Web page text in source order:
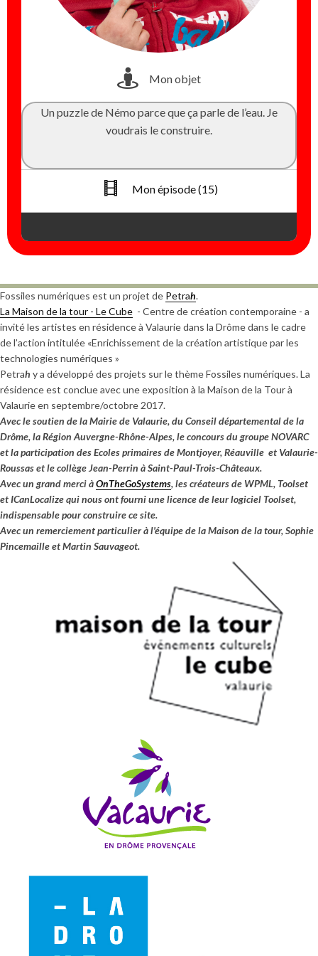
Mon objet
Un puzzle de Némo parce que ça parle de l’eau. Je
voudrais le construire.
Mon épisode (15)
Fossiles numériques est un projet de Petrah.
La Maison de la tour - Le Cube - Centre de création contemporaine - a
invité les artistes en résidence à Valaurie dans la Drôme dans le cadre
de l’action intitulée «Enrichissement de la création artistique par les
technologies numériques »
Petrah y a développé des projets sur le thème Fossiles numériques. La
résidence est conclue avec une exposition à la Maison de la Tour à
Valaurie en septembre/octobre 2017.
Avec le soutien de la Mairie de Valaurie, du Conseil départemental de la
Drôme, la Région Auvergne-Rhône-Alpes, le concours du groupe NOVARC
et la participation des Ecoles primaires de Montjoyer, Réauville et Valaurie-
Roussas et le collège Jean-Perrin à Saint-Paul-Trois-Châteaux.
Avec un grand merci àOnTheGoSystems, les créateurs de WPML, Toolset
et ICanLocalize qui nous ont fourni une licence de leur logiciel Toolset,
indispensable pour construire ce site.
Avec un remerciement particulier à l'équipe de la Maison de la tour, Sophie
Pincemaille et Martin Sauvageot.